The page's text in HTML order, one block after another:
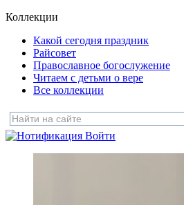
Коллекции
Какой сегодня праздник
Райсовет
Православное богослужение
Читаем с детьми о вере
Все коллекции
Войти